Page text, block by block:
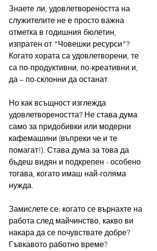
Знаете ли, удовлетвореността на
служителите не е просто важна
отметка в годишния бюлетин,
изпратен от "Човешки ресурси"?
Когато хората са удовлетворени, те
са по-продуктивни, по-креативни и,
да – по-склонни да останат.
Но как всъщност изглежда
удовлетвореността? Не става дума
само за придобивки или модерни
кафемашини (въпреки че и те
помагат!). Става дума за това да
бъдеш видян и подкрепен - особено
тогава, когато имаш най-голяма
нужда.
Замислете се: когато се върнахте на
работа след майчинство, какво ви
накара да се почувствате добре?
Гъвкавото работно време?